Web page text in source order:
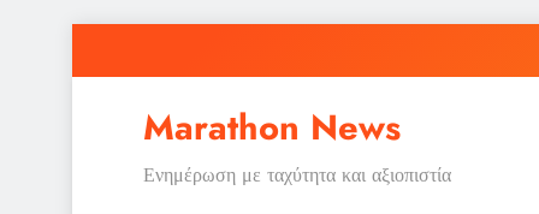
Marathon News
Ενημέρωση με ταχύτητα και αξιοπιστία